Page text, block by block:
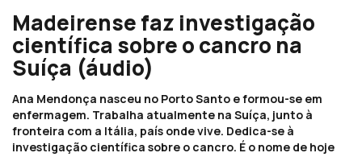
Madeirense faz investigação
científica sobre o cancro na
Suíça (áudio)
Ana Mendonça nasceu no Porto Santo e formou-se em
enfermagem. Trabalha atualmente na Suíça, junto à
fronteira com a Itália, país onde vive. Dedica-se à
investigação científica sobre o cancro. É o nome de hoje